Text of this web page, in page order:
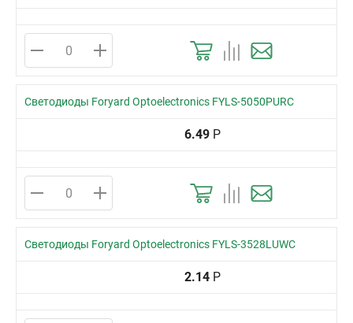
Светодиоды Foryard Optoelectronics FYLS-5050PURC
6.49 Р
Светодиоды Foryard Optoelectronics FYLS-3528LUWC
2.14 Р